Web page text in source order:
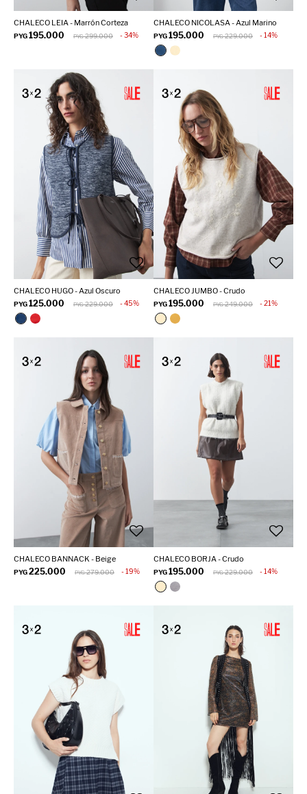
CHALECO LEIA - Marrón Corteza
PYG195.000 PYG 299.000 34
CHALECO NICOLASA - Azul Marino
PYG195.000 PYG 229.000 14
CHALECO HUGO - Azul Oscuro
PYG125.000 PYG 229.000 45
CHALECO JUMBO - Crudo
PYG195.000 PYG 249.000 21
CHALECO BANNACK - Beige
PYG225.000 PYG 279.000 19
CHALECO BORJA - Crudo
PYG195.000 PYG 229.000 14